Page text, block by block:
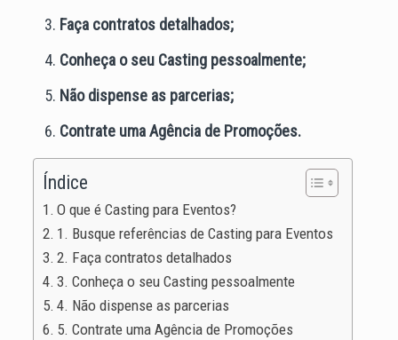
Faça contratos detalhados;
Conheça o seu Casting pessoalmente;
Não dispense as parcerias;
Contrate uma Agência de Promoções.
Índice
O que é Casting para Eventos?
1. Busque referências de Casting para Eventos
2. Faça contratos detalhados
3. Conheça o seu Casting pessoalmente
4. Não dispense as parcerias
5. Contrate uma Agência de Promoções